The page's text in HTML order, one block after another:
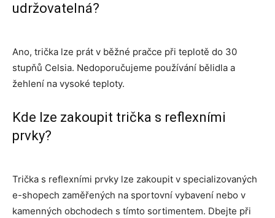
udržovatelná?
Ano, trička lze prát v běžné pračce při teplotě do 30
stupňů Celsia. Nedoporučujeme používání bělidla a
žehlení na vysoké teploty.
Kde lze zakoupit trička s reflexními
prvky?
Trička s reflexními prvky lze zakoupit v specializovaných
e-shopech zaměřených na sportovní vybavení nebo v
kamenných obchodech s tímto sortimentem. Dbejte při